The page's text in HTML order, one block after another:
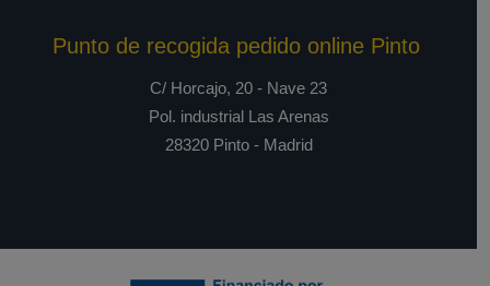
Punto de recogida pedido online Pinto
C/ Horcajo, 20 - Nave 23
Pol. industrial Las Arenas
28320 Pinto - Madrid